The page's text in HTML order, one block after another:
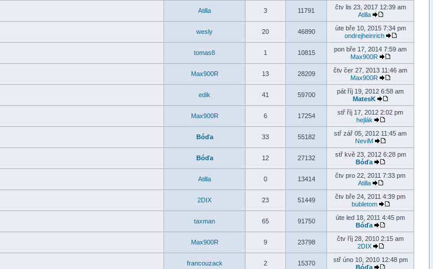
Atilla 3 11791
čtv lis 23, 2017 12:39 am
Atilla
wesly 20 46890
úte bře 10, 2015 7:34 pm
ondrejheinrich
tomas8 1 10815
pon bře 17, 2014 7:59 am
Max900R
Max900R 13 28209
čtv čer 27, 2013 11:46 am
Max900R
edik 41 59700
pát říj 19, 2012 6:58 am
MatesK
Max900R 6 17254
stř říj 17, 2012 2:02 pm
hejlák
Bóďa 33 55182
stř zář 05, 2012 11:45 am
NeviM
Bóďa 12 27132
stř kvě 23, 2012 6:28 pm
Bóďa
Atilla 0 13414
čtv pro 22, 2011 7:33 pm
Atilla
2DIX 23 51449
čtv bře 24, 2011 4:39 pm
bubletom
taxman 65 91750
úte led 18, 2011 4:45 pm
Bóďa
Max900R 9 23798
čtv říj 28, 2010 2:15 am
2DIX
francouzack 2 15370
stř úno 10, 2010 12:48 pm
Bóďa